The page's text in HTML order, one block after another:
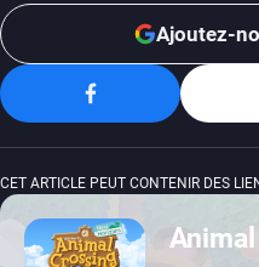
Ajoutez-
CET ARTICLE PEUT CONTENIR DES